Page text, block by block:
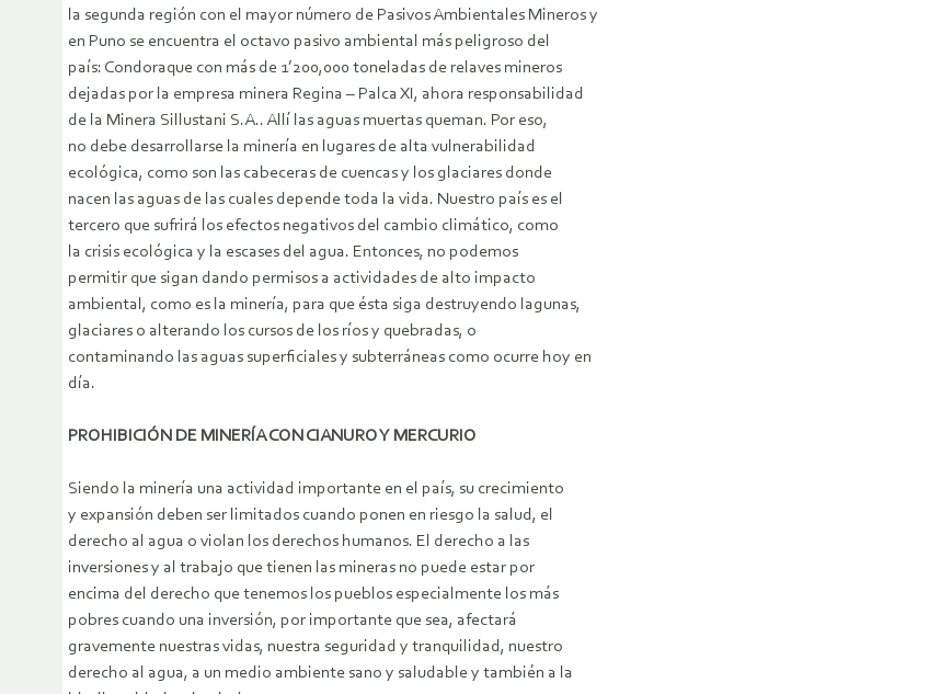
la segunda región con el mayor número de Pasivos Ambientales Mineros y
en Puno se encuentra el octavo pasivo ambiental más peligroso del
país: Condoraque con más de 1’200,000 toneladas de relaves mineros
dejadas por la empresa minera Regina – Palca XI, ahora responsabilidad
de la Minera Sillustani S.A.. Allí las aguas muertas queman. Por eso,
no debe desarrollarse la minería en lugares de alta vulnerabilidad
ecológica, como son las cabeceras de cuencas y los glaciares donde
nacen las aguas de las cuales depende toda la vida. Nuestro país es el
tercero que sufrirá los efectos negativos del cambio climático, como
la crisis ecológica y la escases del agua. Entonces, no podemos
permitir que sigan dando permisos a actividades de alto impacto
ambiental, como es la minería, para que ésta siga destruyendo lagunas,
glaciares o alterando los cursos de los ríos y quebradas, o
contaminando las aguas superficiales y subterráneas como ocurre hoy en
día.
PROHIBICIÓN DE MINERÍA CON CIANURO Y MERCURIO
Siendo la minería una actividad importante en el país, su crecimiento
y expansión deben ser limitados cuando ponen en riesgo la salud, el
derecho al agua o violan los derechos humanos. El derecho a las
inversiones y al trabajo que tienen las mineras no puede estar por
encima del derecho que tenemos los pueblos especialmente los más
pobres cuando una inversión, por importante que sea, afectará
gravemente nuestras vidas, nuestra seguridad y tranquilidad, nuestro
derecho al agua, a un medio ambiente sano y saludable y también a la